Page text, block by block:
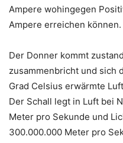
Ampere wohingegen
Ampere erreichen können.
Der Donner kommt
zusammenbricht und sich
Grad Celsius erwärmte
Der Schall legt in Luft bei
Meter pro Sekunde und
300.000.000 Meter pro